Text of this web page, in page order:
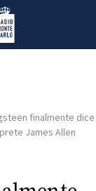
Radio Monte Carlo
finalmente dice
James Allen